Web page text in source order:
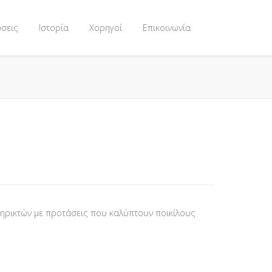
Ιστορία Χορηγοί Επικοινωνία
με προτάσεις που καλύπτουν ποικίλους